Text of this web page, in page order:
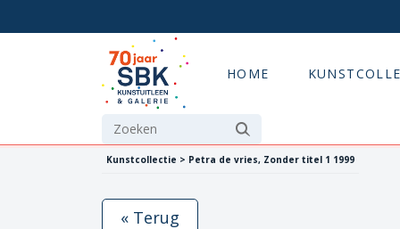
HOME
Kunstcollectie > Petra de vries, Zonder titel 1 1999
« Terug